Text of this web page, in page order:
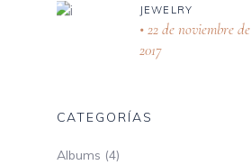
JEWELRY
22 de noviembre de
2017
CATEGORÍAS
Albums (4)